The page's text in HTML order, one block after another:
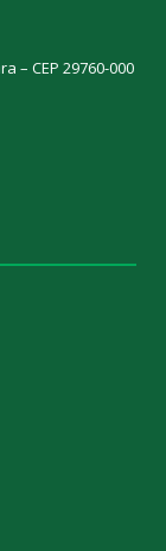
– CEP 29760-000